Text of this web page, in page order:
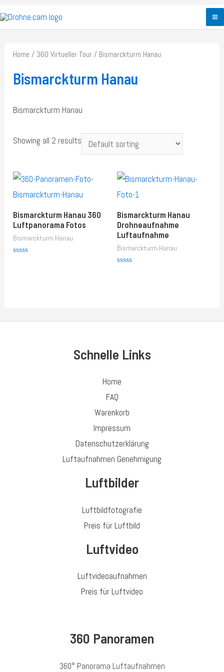
Inhalt
Home / 360 Virtueller Tour / Bismarckturm Hanau
Bismarckturm Hanau
Bismarckturm Hanau
Showing all 2 results
Bismarckturm Hanau 360
Luftpanorama Fotos
Bismarckturm Hanau
Bismarckturm Hanau
Drohneaufnahme
Luftaufnahme
Bismarckturm Hanau
Schnelle Links
Home
FAQ
Warenkorb
Impressum
Datenschutzerklärung
Luftaufnahmen Genehmigung
Luftbilder
Luftbildfotografie
Preis für Luftbild
Luftvideo
Luftvideoaufnahmen
Preis für Luftvideo
360 Panoramen
360° Panorama Luftaufnahmen